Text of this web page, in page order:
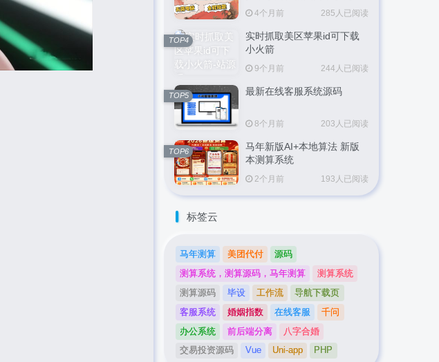
可完成全部操作，日入
300+，轻松副业【揭秘】
4个月前 285人已阅读
实时抓取美区苹果id可下载
小火箭
9个月前 244人已阅读
TOP4
最新在线客服系统源码
8个月前 203人已阅读
TOP5
马年新版AI+本地算法 新版
本测算系统
2个月前 193人已阅读
TOP6
标签云
马年测算 美团代付
源码
测算系统，测算源码，马年测算
测算系统
测算源码
毕设 工作流
导航下载页
客服系统
婚姻指数 在线客服
千问
办公系统
前后端分离
八字合婚
交易投资源码
Vue Uni-app PHP